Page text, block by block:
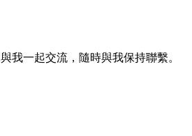
我一起交流，隨時與我保持聯繫。